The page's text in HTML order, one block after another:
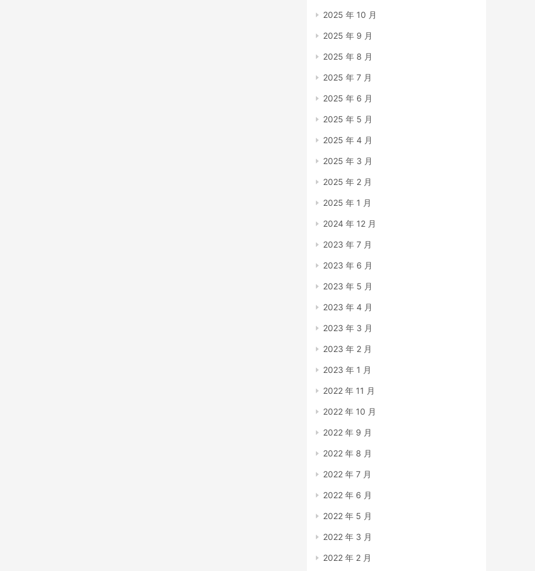
2025 年 10 月
2025 年 9 月
2025 年 8 月
2025 年 7 月
2025 年 6 月
2025 年 5 月
2025 年 4 月
2025 年 3 月
2025 年 2 月
2025 年 1 月
2024 年 12 月
2023 年 7 月
2023 年 6 月
2023 年 5 月
2023 年 4 月
2023 年 3 月
2023 年 2 月
2023 年 1 月
2022 年 11 月
2022 年 10 月
2022 年 9 月
2022 年 8 月
2022 年 7 月
2022 年 6 月
2022 年 5 月
2022 年 3 月
2022 年 2 月